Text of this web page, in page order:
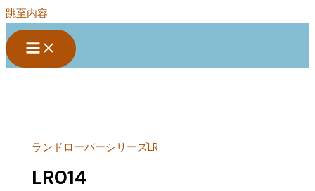
跳至内容
ランドローバーシリーズLR
LR014